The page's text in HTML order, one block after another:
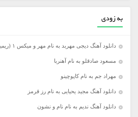
به زودی
دانلود آهنگ دیجی مهربد به نام مهر و میکس ۱ (ریمیکس)
مسعود صادقلو به نام آهنربا
مهراد جم به نام کاپوچینو
دانلود آهنگ مجید یحیایی به نام رز قرمز
دانلود آهنگ ندیم به نام نام و نشون